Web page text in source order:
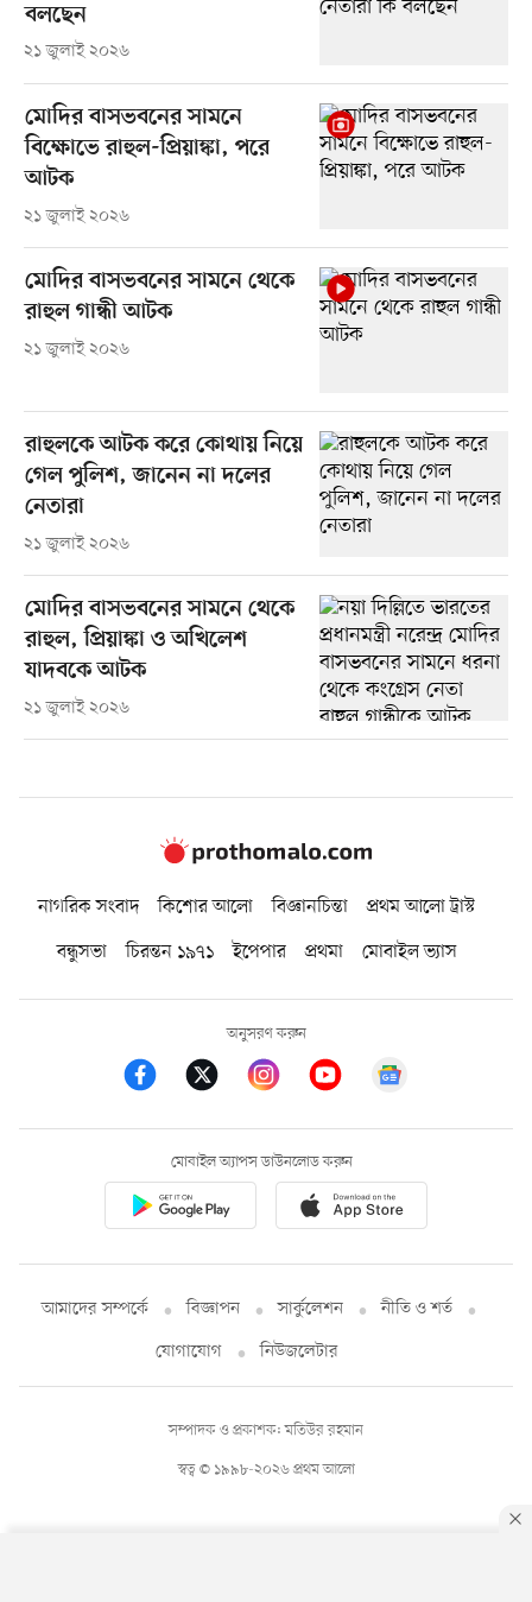
বলছেন
২১ জুলাই ২০২৬
মোদির বাসভবনের সামনে
বিক্ষোভে রাহুল-প্রিয়াঙ্কা, পরে
আটক
২১ জুলাই ২০২৬
মোদির বাসভবনের সামনে থেকে
রাহুল গান্ধী আটক
২১ জুলাই ২০২৬
রাহুলকে আটক করে কোথায় নিয়ে
গেল পুলিশ, জানেন না দলের
নেতারা
২১ জুলাই ২০২৬
মোদির বাসভবনের সামনে থেকে
রাহুল, প্রিয়াঙ্কা ও অখিলেশ
যাদবকে আটক
২১ জুলাই ২০২৬
নাগরিক সংবাদ কিশোর আলো বিজ্ঞানচিন্তা
প্রথম আলো ট্রাস্ট
বন্ধুসভা
চিরন্তন ১৯৭১ ইপেপার প্রথমা মোবাইল ভ্যাস
অনুসরণ করুন
মোবাইল অ্যাপস ডাউনলোড করুন
আমাদের সম্পর্কে বিজ্ঞাপন সার্কুলেশন
নীতি ও শর্ত
যোগাযোগ
নিউজলেটার
স্বত্ব © ১৯৯৮-২০২৬ প্রথম আলো
সম্পাদক ও প্রকাশক: মতিউর রহমান